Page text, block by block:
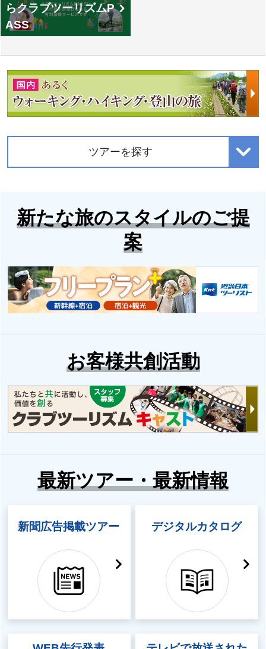
らクラブツーリズムP
ASS
ツアーを探す
新たな旅のスタイルのご提
案
お客様共創活動
最新ツアー・最新情報
新聞広告掲載ツアー デジタルカタログ